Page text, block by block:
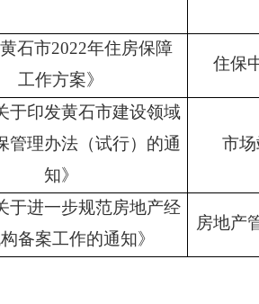
石市2022年住房保障
工作方案》
住保
于印发黄石市建设领域
管理办法（试行）的通
知》
市
于进一步规范房地产经
备案工作的通知》
房地产